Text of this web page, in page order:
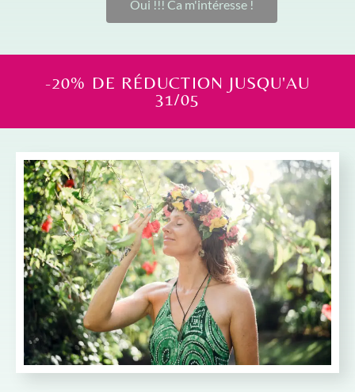
Oui !!! Ca m'intéresse !
-20% DE RÉDUCTION JUSQU'AU
31/05